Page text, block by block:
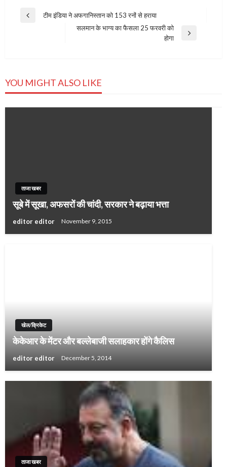
Post
Previous
टीम इंडिया ने अफगानिस्तान को 153 रनों से हराया
सलमान के भाग्य का फैसला 25 फरवरी को
होगा
YOU MIGHT ALSO LIKE
ताजा खबर
सूबे में सूखा, अफसरों की चांदी, सरकार ने बढ़ाया भत्ता
editor editor November 9, 2015
खेल/क्रिकेट
केकेआर के मेंटर और बल्लेबाजी सलाहकार होंगे कैलिस
editor editor December 5, 2014
ताजा खबर